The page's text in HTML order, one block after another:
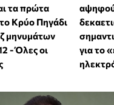
τα πρώτα
Κρύο Πηγάδι
μηνυμάτων
- Όλες οι
για το